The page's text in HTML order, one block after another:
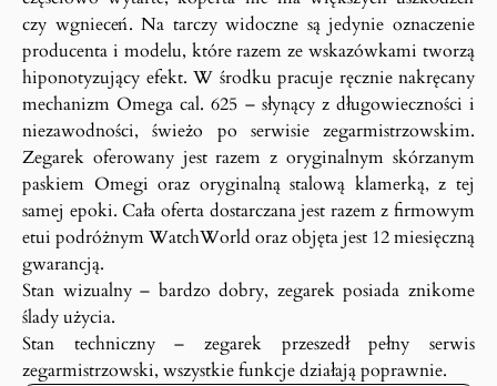
czy wgnieceń. Na tarczy widoczne są jedynie oznaczenie
producenta i modelu, które razem ze wskazówkami tworzą
hiponotyzujący efekt. W środku pracuje ręcznie nakręcany
mechanizm Omega cal. 625 – słynący z długowieczności i
niezawodności, świeżo po serwisie zegarmistrzowskim.
Zegarek oferowany jest razem z oryginalnym skórzanym
paskiem Omegi oraz oryginalną stalową klamerką, z tej
samej epoki. Cała oferta dostarczana jest razem z firmowym
etui podróżnym WatchWorld oraz objęta jest 12 miesięczną
gwarancją.
Stan wizualny – bardzo dobry, zegarek posiada znikome
ślady użycia.
Stan techniczny – zegarek przeszedł pełny serwis
zegarmistrzowski, wszystkie funkcje działają poprawnie.